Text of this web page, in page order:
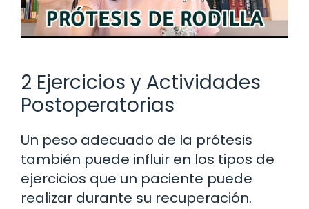
2 Ejercicios y Actividades
Postoperatorias
Un peso adecuado de la prótesis
también puede influir en los tipos de
ejercicios que un paciente puede
realizar durante su recuperación.